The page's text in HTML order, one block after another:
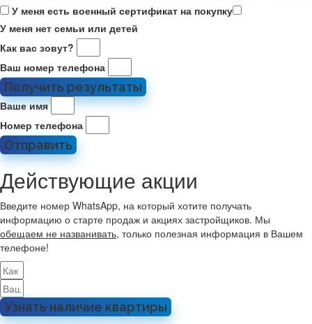
У меня есть военный сертификат на покупку
У меня нет семьи или детей
Как вас зовут?
Ваш номер телефона
Получить результаты
Ваше имя
Номер телефона
Отправить
Действующие акции
Введите номер WhatsApp, на который хотите получать
информацию о старте продаж и акциях застройщиков. Мы
обещаем не названивать, только полезная информация в Вашем
телефоне!
Узнать наличие квартиры